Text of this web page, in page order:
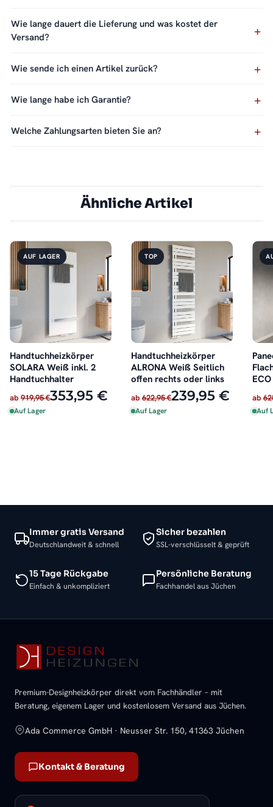
Wie lange dauert die Lieferung und was kostet der
Versand?
Wie sende ich einen Artikel zurück?
Wie lange habe ich Garantie?
Welche Zahlungsarten bieten Sie an?
Ähnliche Artikel
AUF LAGER
Handtuchheizkörper
SOLARA Weiß inkl. 2
Handtuchhalter
ab 919,95 €353,95 €
Auf Lager
TOP
Handtuchheizkörper
ALRONA Weiß Seitlich
offen rechts oder links
ab 622,95 €239,95 €
Auf Lager
ab
Auf
Immer gratis Versand
Deutschlandweit & schnell
Sicher bezahlen
SSL-verschlüsselt & geprüft
15 Tage Rückgabe
Einfach & unkompliziert
Persönliche Beratung
Fachhandel aus Jüchen
Premium-Designheizkörper direkt vom Fachhändler – mit
Beratung, eigenem Lager und kostenlosem Versand aus Jüchen.
Ada Commerce GmbH · Neusser Str. 150, 41363 Jüchen
Kontakt & Beratung